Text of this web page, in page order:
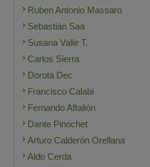
Ruben Antonio Massaro
Sebastián Saa
Susana Valle T.
Carlos Sierra
Dorota Dec
Francisco Calabi
Fernando Aftalión
Dante Pinochet
Arturo Calderón Orellana
Aldo Cerda